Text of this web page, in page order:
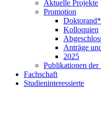
Aktuelle Projekte
Promotion
Kolloquien
Anträge
2025
Publikationen der
Fachschaft
Studieninteressierte